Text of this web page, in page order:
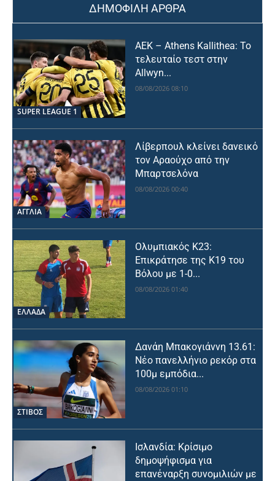
ΔΗΜΟΦΙΛΗ ΑΡΘΡΑ
SUPER LEAGUE 1
ΑΕΚ – Athens Kallithea: Το
τελευταίο τεστ στην
Allwyn...
08/08/2026 08:10
ΑΓΓΛΙΑ
Λίβερπουλ κλείνει δανεικό
τον Αραούχο από την
Μπαρτσελόνα
08/08/2026 00:40
ΕΛΛΑΔΑ
Ολυμπιακός Κ23:
Επικράτησε της Κ19 του
Βόλου με 1-0...
08/08/2026 01:40
ΣΤΙΒΟΣ
Δανάη Μπακογιάννη 13.61:
Νέο πανελλήνιο ρεκόρ στα
100μ εμπόδια...
08/08/2026 01:10
Ισλανδία: Κρίσιμο
δημοψήφισμα για
επανέναρξη συνομιλιών με